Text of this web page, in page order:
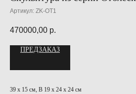
Артикул: ZK-OT1
470000,00 р.
ПРЕДЗАКАЗ
39 x 15 см, В 19 x 24 x 24 см